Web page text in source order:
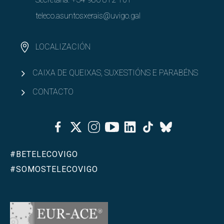
teleco.asuntosxerais@uvigo.gal
LOCALIZACIÓN
CAIXA DE QUEIXAS, SUXESTIÓNS E PARABÉNS
CONTACTO
FacebookTwitterInstagramYoutubeLinkedinTiktok
Bluesky
#BETELECOVIGO
#SOMOSTELECOVIGO